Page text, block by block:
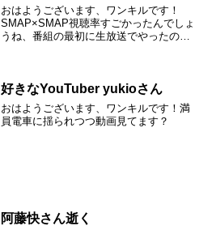
おはようございます、ワンキルです！
SMAP×SMAP視聴率すごかったんでしょ
うね、番組の最初に生放送でやったのは
好きなYouTuber yukioさん
おはようございます、ワンキルです！満
員電車に揺られつつ動画見てます？
阿藤快さん逝く